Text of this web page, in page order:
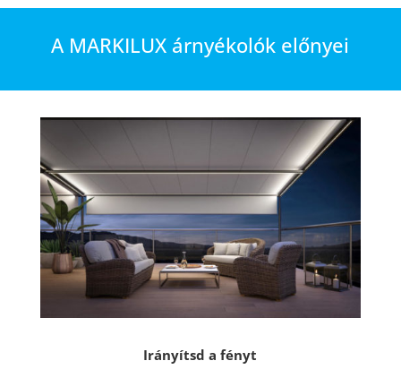
A MARKILUX árnyékolók előnyei
Irányítsd a fényt